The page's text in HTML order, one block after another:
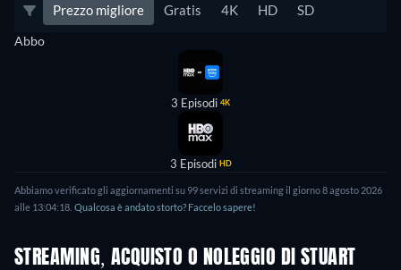
Prezzo migliore Gratis 4K HD SD
Abbo
3 Episodi 4K
3 Episodi HD
Abbiamo verificato gli aggiornamenti su 99servizi di streaming il giorno8 agosto 2026
alle 13:04:18 Qualcosa è andato storto? Faccelo sapere!
STREAMING, ACQUISTO O NOLEGGIO DI STUART